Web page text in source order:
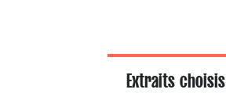
Extraits choisis